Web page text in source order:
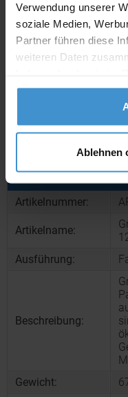
Verwendung unserer
soziale Medien,
Partner führen diese
weiteren Daten
gesammelt haben.
Ablehnen
Muster mit Ihrer
Werbeanbringung zur
der Produktion:
Artikelnummer:
Artikelname:
Ausführung:
Beschreibung:
Gewicht: